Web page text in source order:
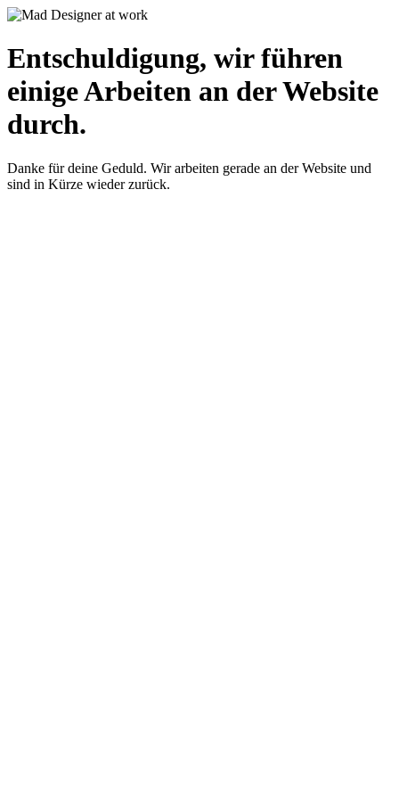
Entschuldigung, wir führen
einige Arbeiten an der Website
durch.
Danke für deine Geduld. Wir arbeiten gerade an der Website und
sind in Kürze wieder zurück.